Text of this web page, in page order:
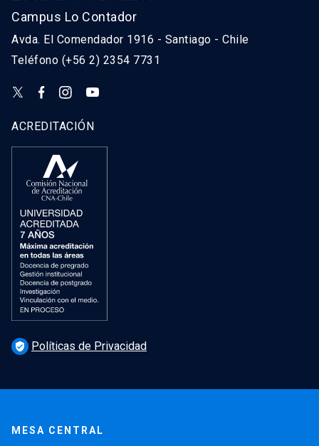
Campus Lo Contador
Avda. El Comendador 1916 - Santiago - Chile
Teléfono (+56 2) 2354 7731
ACREDITACIÓN
verified_user Políticas de Privacidad
MESA CENTRAL